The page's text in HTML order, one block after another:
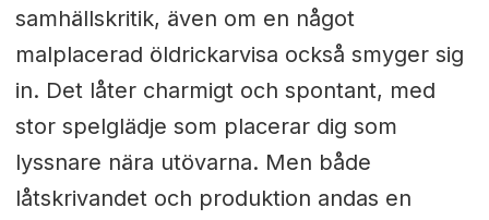
samhällskritik, även om en något
malplacerad öldrickarvisa också smyger sig
in. Det låter charmigt och spontant, med
stor spelglädje som placerar dig som
lyssnare nära utövarna. Men både
låtskrivandet och produktion andas en